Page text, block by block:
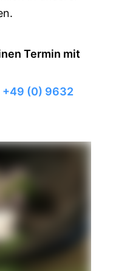
Termin mit
+49 (0) 9632